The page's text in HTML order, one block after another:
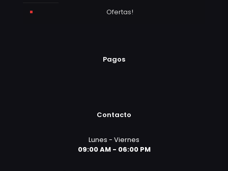
Ofertas!
Pagos
Contacto
Lunes - Viernes
09:00 AM - 06:00 PM